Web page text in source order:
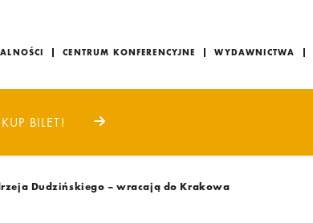
CENTRUM KONFERENCYJNE WYDAWNICTWA
KUP BILET!
Dudzińskiego – wracają do Krakowa